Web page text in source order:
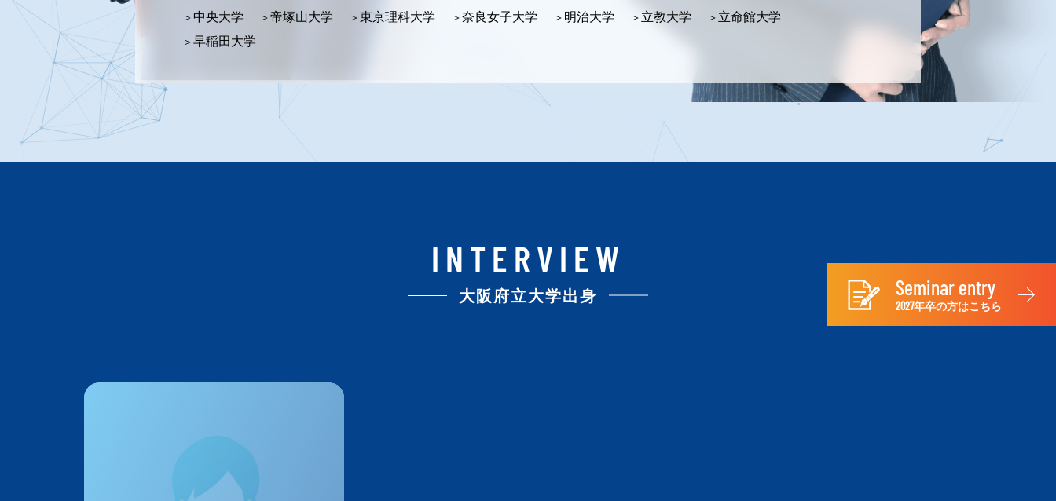
Seminar entry
2027年卒の方はこちら
中央大学
帝塚山大学 東京理科大学 奈良女子大学 明治大学 立教大学
立命館大学
早稲田大学
INTERVIEW
大阪府立大学出身